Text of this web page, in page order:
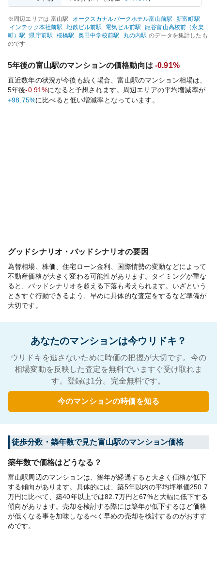
※周辺エリアは 富山駅 オークスカナルパークホテル富山前駅 新富町駅
インテック本社前駅 地鉄ビル前駅 電気ビル前駅
龍谷富山高校前（永楽
町）駅 県庁前駅 桜橋駅 奥田中学校前駅 丸の内駅 のデータを集計したも
のです
5年後の富山駅のマンションの価格動向は -0.91%
直近数年の状況が今後も続く場合、富山駅のマンション相場は、
5年後-0.91%になると予想されます。周辺エリアの平均増減率が
+98.75%に比べると低い増減率となっています。
グッドシナリオ・バッドシナリオの要因
為替相場、株価、住宅ローン金利、国際情勢の変動などによって
不動産価格が大きく変わる可能性があります。タイミングが重な
ると、バッドシナリオを超える下落も考えられます。いざという
ときすぐ行動できるよう、早めに具体的な査定をするなど準備が
大切です。
あなたのマンションは今ウリドキ？
ウリドキを逃さないために時価の把握が大切です。今の
相場変動を反映した査定を無料でいますぐ受け取れま
す。登録は1分。完全無料です。
今のマンションの時価を知る
徒歩分数・築年数で見た富山駅のマンション価格
築年数で価格はどうなる？
富山駅周辺のマンションは、築年が経過すると大きく価格が低下
する傾向があります。具体的には、築5年以内の平均坪単価250.7
万円に比べて、築40年以上では82.7万円と67%と大幅に低下する
傾向があります。売却を検討する際には築年が低下するほど価格
が低くなる事を加味しなるべく早めの売却を検討するのがおすす
めです。